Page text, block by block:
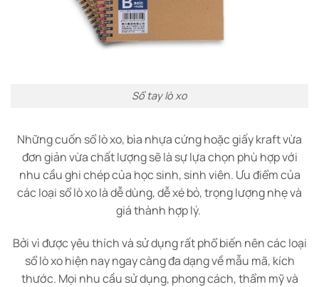
Sổ tay lò xo
Những cuốn sổ lò xo, bìa nhựa cứng hoặc giấy kraft vừa
đơn giản vừa chất lượng sẽ là sự lựa chọn phù hợp với
nhu cầu ghi chép của học sinh, sinh viên. Ưu điểm của
các loại sổ lò xo là dễ dùng, dễ xé bỏ, trọng lượng nhẹ và
giá thành hợp lý.
Bởi vì được yêu thích và sử dụng rất phổ biến nên các loại
sổ lò xo hiện nay ngay càng đa dạng về mẫu mã, kích
thước. Mọi nhu cầu sử dụng, phong cách, thẩm mỹ và